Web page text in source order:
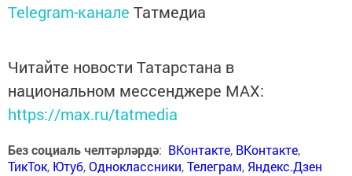
Telegram-канале Татмедиа
Читайте новости Татарстана в
национальном мессенджере MАХ:
https://max.ru/tatmedia
Без социаль челтәрләрдә: ВКонтакте, ВКонтакте,
ТикТок, Ютуб,Одноклассники,Телеграм, Яндекс.Дзен